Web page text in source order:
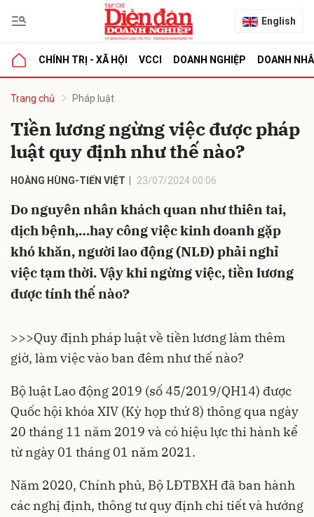
English
CHÍNH TRỊ - XÃ HỘI VCCI DOANH NGHIỆP DOANH
Trang chủ Pháp luật
Tiền lương ngừng việc được pháp
luật quy định như thế nào?
HOÀNG HÙNG-TIẾN VIỆT 23/07/2024 00:06
Do nguyên nhân khách quan như thiên tai,
dịch bệnh,…hay công việc kinh doanh gặp
khó khăn, người lao động (NLĐ) phải nghỉ
việc tạm thời. Vậy khi ngừng việc, tiền lương
được tính thế nào?
>>>Quy định pháp luật về tiền lương làm thêm
giờ, làm việc vào ban đêm như thế nào?
Bộ luật Lao động 2019 (số 45/2019/QH14) được
Quốc hội khóa XIV (Kỳ họp thứ 8) thông qua ngày
20 tháng 11 năm 2019 và có hiệu lực thi hành kể
từ ngày 01 tháng 01 năm 2021.
Năm 2020, Chính phủ, Bộ LĐTBXH đã ban hành
các nghị định, thông tư quy định chi tiết và hướng
luận
Hủy